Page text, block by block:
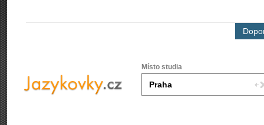
Místo studia